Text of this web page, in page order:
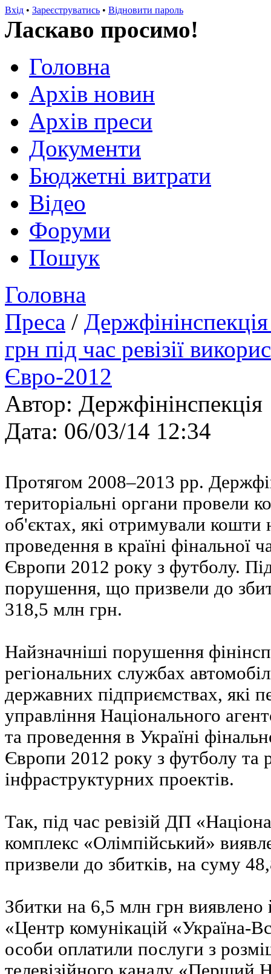
Вхід • Зареєструватись • Відновити пароль
Ласкаво просимо!
Головна
Архів новин
Архів преси
Документи
Бюджетні витрати
Відео
Форуми
Пошук
Головна
Преса /
грн під час ревізії
Євро-2012
Автор: Держфінінспекція
Дата: 06/03/14 12:34
Протягом 2008–2013 рр.
територіальні органи провели
об'єктах, які отримували кошти
проведення в країні фінальної
Європи 2012 року з футболу.
порушення, що призвели до
318,5 млн грн.
Найзначніші порушення
регіональних службах
державних підприємствах, які
управління Національного
та проведення в Україні
Європи 2012 року з футболу та
інфраструктурних проектів.
Так, під час ревізій ДП
комплекс «Олімпійський»
призвели до збитків, на суму
Збитки на 6,5 млн грн виявлено
«Центр комунікацій «Україна-
особи оплатили послуги з